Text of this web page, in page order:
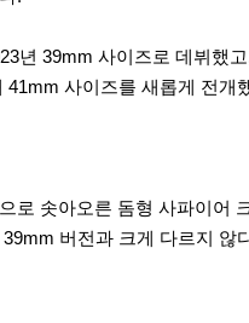
년 39mm 사이즈로 데뷔했
41mm 사이즈를 새롭게 전
로 솟아오른 돔형 사파이어
버전과 크게 다르지